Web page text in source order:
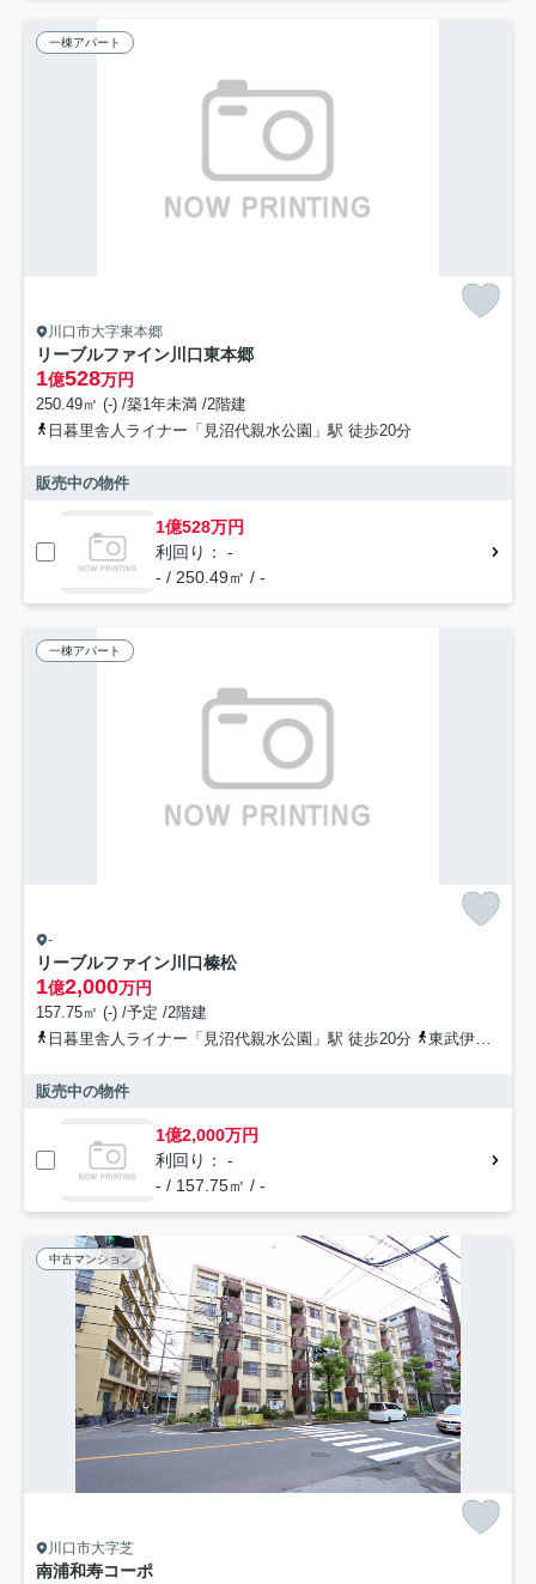
一棟アパート
川口市大字東本郷
リーブルファイン川口東本郷
1億528万円
250.49㎡ (-) /築1年未満 /2階建
日暮里舎人ライナー「見沼代親水公園」駅 徒歩20分
販売中の物件
1億528万円
利回り： -
- / 250.49㎡ / -
一棟アパート
-
リーブルファイン川口榛松
1億2,000万円
157.75㎡ (-) /予定 /2階建
日暮里舎人ライナー「見沼代親水公園」駅 徒歩20分
東武伊勢崎線「草加」駅
販売中の物件
1億2,000万円
利回り： -
- / 157.75㎡ / -
中古マンション
川口市大字芝
南浦和寿コーポ